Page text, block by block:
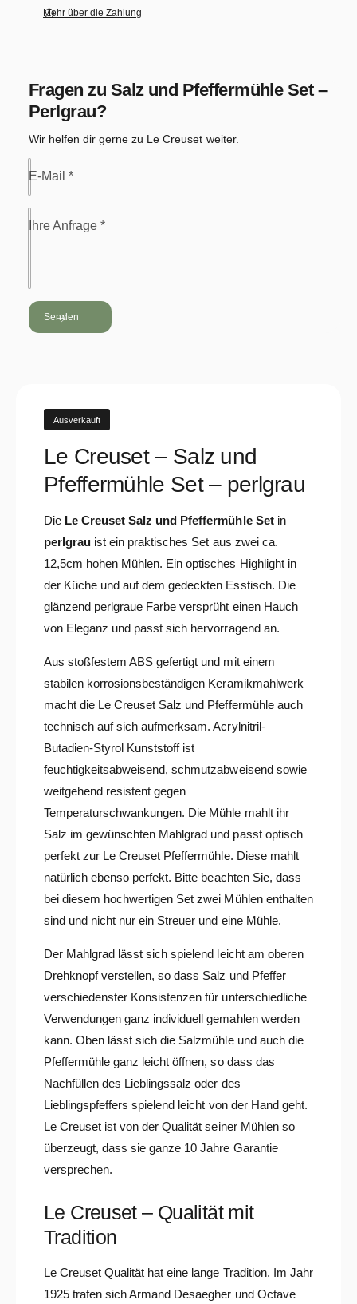
t
d
e
Mehr über die Zahlung
Fragen zu Salz und Pfeffermühle Set –
Perlgrau?
Wir helfen dir gerne zu Le Creuset weiter.
E-Mail *
Ihre Anfrage *
Senden
Ausverkauft
Le Creuset – Salz und
Pfeffermühle Set – perlgrau
Die Le Creuset Salz und Pfeffermühle Setin
perlgrau ist ein praktisches Set aus zwei ca.
12,5cm hohen Mühlen. Ein optisches Highlight in
der Küche und auf dem gedeckten Esstisch. Die
glänzend perlgraue Farbe versprüht einen Hauch
von Eleganz und passt sich hervorragend an.
Aus stoßfestem ABS gefertigt und mit einem
stabilen korrosionsbeständigen Keramikmahlwerk
macht die Le Creuset Salz und Pfeffermühle auch
technisch auf sich aufmerksam. Acrylnitril-
Butadien-Styrol Kunststoff ist
feuchtigkeitsabweisend, schmutzabweisend sowie
weitgehend resistent gegen
Temperaturschwankungen. Die Mühle mahlt ihr
Salz im gewünschten Mahlgrad und passt optisch
perfekt zur Le Creuset Pfeffermühle. Diese mahlt
natürlich ebenso perfekt. Bitte beachten Sie, dass
bei diesem hochwertigen Set zwei Mühlen enthalten
sind und nicht nur ein Streuer und eine Mühle.
Der Mahlgrad lässt sich spielend leicht am oberen
Drehknopf verstellen, so dass Salz und Pfeffer
verschiedenster Konsistenzen für unterschiedliche
Verwendungen ganz individuell gemahlen werden
kann. Oben lässt sich die Salzmühle und auch die
Pfeffermühle ganz leicht öffnen, so dass das
Nachfüllen des Lieblingssalz oder des
Lieblingspfeffers spielend leicht von der Hand geht.
Le Creuset ist von der Qualität seiner Mühlen so
überzeugt, dass sie ganze 10 Jahre Garantie
versprechen.
Le Creuset – Qualität mit
Tradition
Le Creuset Qualität hat eine lange Tradition. Im Jahr
1925 trafen sich Armand Desaegher und Octave